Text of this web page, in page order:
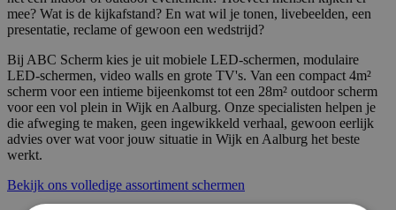
mee? Wat is de kijkafstand? En wat wil je tonen, livebeelden, een
presentatie, reclame of gewoon een wedstrijd?
Bij ABC Scherm kies je uit mobiele LED-schermen, modulaire
LED-schermen, video walls en grote TV's. Van een compact 4m²
scherm voor een intieme bijeenkomst tot een 28m² outdoor scherm
voor een vol plein in Wijk en Aalburg. Onze specialisten helpen je
die afweging te maken, geen ingewikkeld verhaal, gewoon eerlijk
advies over wat voor jouw situatie in Wijk en Aalburg het beste
werkt.
Bekijk ons volledige assortiment schermen